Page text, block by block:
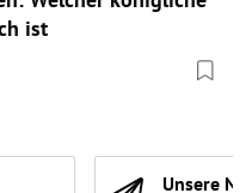
ist
Unsere